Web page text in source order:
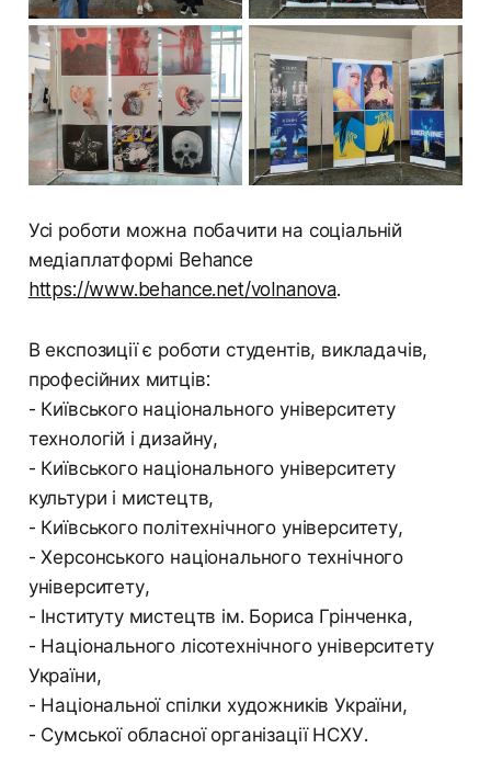
Усі роботи можна побачити на соціальній
медіаплатформі Behance
https://www.behance.net/volnanova.
В експозиції є роботи студентів, викладачів,
професійних митців:
- Київського національного університету
технологій і дизайну,
- Київського національного університету
культури і мистецтв,
- Київського політехнічного університету,
- Херсонського національного технічного
університету,
- Інституту мистецтв ім. Бориса Грінченка,
- Національного лісотехнічного університету
України,
- Національної спілки художників України,
- Сумської обласної організації НСХУ.